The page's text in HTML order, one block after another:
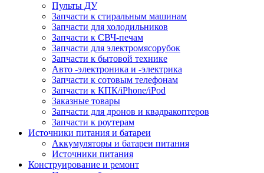
Пульты ДУ
Запчасти к стиральным машинам
Запчасти для холодильников
Запчасти к СВЧ-печам
Запчасти для электромясорубок
Запчасти к бытовой технике
Авто -электроника и -электрика
Запчасти к сотовым телефонам
Запчасти к КПК/iPhone/iPod
Заказные товары
Запчасти для дронов и квадракоптеров
Запчасти к роутерам
Источники питания и батареи
Аккумуляторы и батареи питания
Источники питания
Конструирование и ремонт